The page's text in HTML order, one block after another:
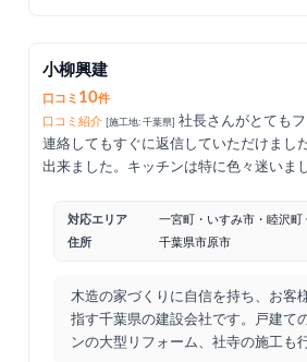
小柳興建
口コミ 10件
口コミ紹介 [施工地: 千葉県] 社長さんがとても
連絡してもすぐに返信していただけまし
出来ました。キッチンは特に色々迷いま
興建さんにお願いして良かったです。あ
た。
対応エリア
一宮町・いすみ市・睦沢町
住所
千葉県市原市
木造の家づくりに自信を持ち、お客
指す千葉県の建設会社です。戸建て
ンの大型リフォーム、社寺の施工も